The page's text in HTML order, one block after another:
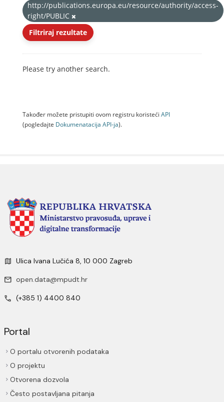
http://publications.europa.eu/resource/authority/access-
right/PUBLIC
Filtriraj rezultate
Please try another search.
Također možete pristupiti ovom registru koristeći API
(pogledajte Dokumenаtаcijа API-jа).